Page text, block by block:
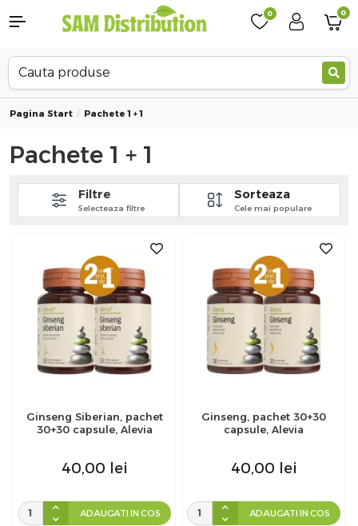
0 0
Pagina Start Pachete 1 + 1
Pachete 1 + 1
Sorteaza
Cele mai populare
Filtre
Selecteaza filtre
Ginseng Siberian, pachet
30+30 capsule, Alevia
40,00 lei
ADAUGATI IN COS
Ginseng, pachet 30+30
capsule, Alevia
40,00 lei
ADAUGATI IN COS